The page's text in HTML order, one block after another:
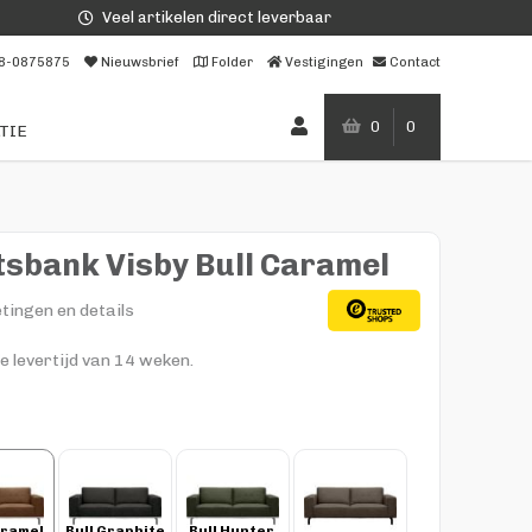
Veel artikelen direct leverbaar
0875875 Nieuwsbrief Folder Vestigingen Contact
0 0
Visby Bull Caramel
en details
levertijd van 14 weken.